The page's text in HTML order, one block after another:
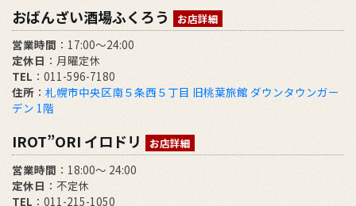
おばんざい酒場ふくろう お店詳細
営業時間 ：17:00～24:00
定休日 ：月曜定休
TEL ：011-596-7180
住所 ： 札幌市中央区南５条西５丁目 旧桃葉旅館 ダウンタウンガー
デン 1階
IROT”ORI イロドリ お店詳細
営業時間 ：18:00～ 24:00
定休日 ：不定休
TEL ：011-215-1050